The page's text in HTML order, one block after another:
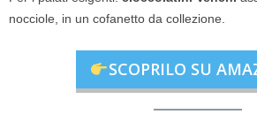
nocciole, in un cofanetto da collezione.
SCOPRILO SU